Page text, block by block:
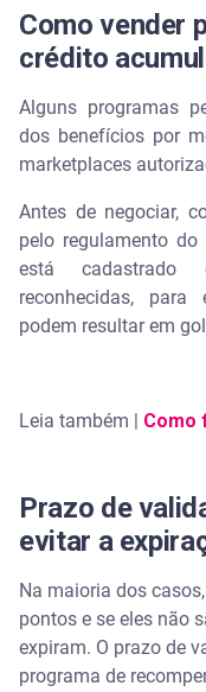
Como vender
crédito
Alguns programas
dos benefícios por
marketplaces
Antes de negociar,
pelo regulamento
está cadastrado
reconhecidas,
podem resultar em
Leia também | Como
Prazo de
evitar a
Na maioria dos
pontos e se eles não
expiram. O prazo de
programa de